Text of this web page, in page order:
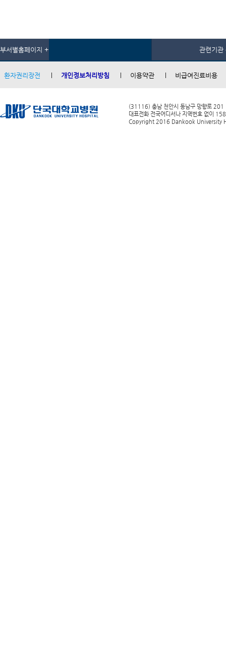
부서별홈페이지 + 관련기관
환자권리장전 개인정보처리방침 이용약관 비급여진료비용
(31116) 충남 천안시 동남구 망향로 201
대표전화 전국어디서나 지역번호 없이
Copyright 2016 Dankook University